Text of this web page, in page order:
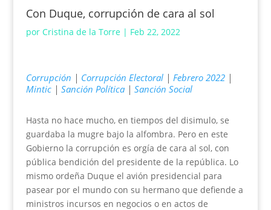
Con Duque, corrupción de cara al sol
por Cristina de la Torre| Feb 22, 2022
Corrupción | Corrupción Electoral| Febrero 2022|
Mintic| Sanción Política| Sanción Social
Hasta no hace mucho, en tiempos del disimulo, se
guardaba la mugre bajo la alfombra. Pero en este
Gobierno la corrupción es orgía de cara al sol, con
pública bendición del presidente de la república. Lo
mismo ordeña Duque el avión presidencial para
pasear por el mundo con su hermano que defiende a
ministros incursos en negocios o en actos de